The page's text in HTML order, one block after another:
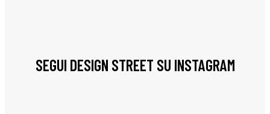
SEGUI DESIGN STREET SU INSTAGRAM